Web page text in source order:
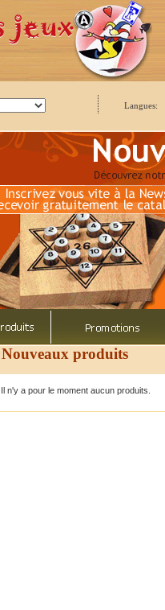
Langues:
Nouveaux produits
Il n'y a pour le moment aucun produits.